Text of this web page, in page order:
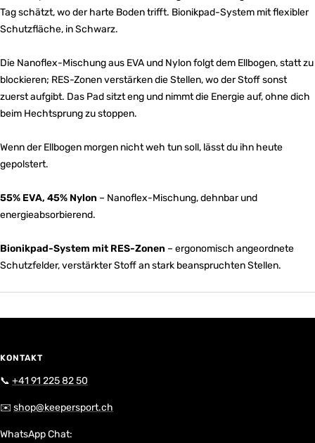
Tag schätzt, wo der harte Boden trifft. Bionikpad-System mit flexibler
Schutzfläche, in Schwarz.
Die Nanoflex-Mischung aus EVA und Nylon folgt dem Ellbogen, statt zu
blockieren; RES-Zonen verstärken die Stellen, wo der Stoff sonst
zuerst aufgibt. Das Pad sitzt eng und nimmt die Energie auf, ohne dich
beim Hechtsprung zu stoppen.
Wenn der Ellbogen morgen nicht weh tun soll, lässt du ihn heute
gepolstert.
55% EVA, 45% Nylon – Nanoflex-Mischung, dehnbar und
energieabsorbierend.
Bionikpad-System mit RES-Zonen – ergonomisch angeordnete
Schutzfelder, verstärkter Stoff an stark beanspruchten Stellen.
KONTAKT
📞 +41 91 225 82 50
✉️ shop@keepersport.ch
WhatsApp Chat: